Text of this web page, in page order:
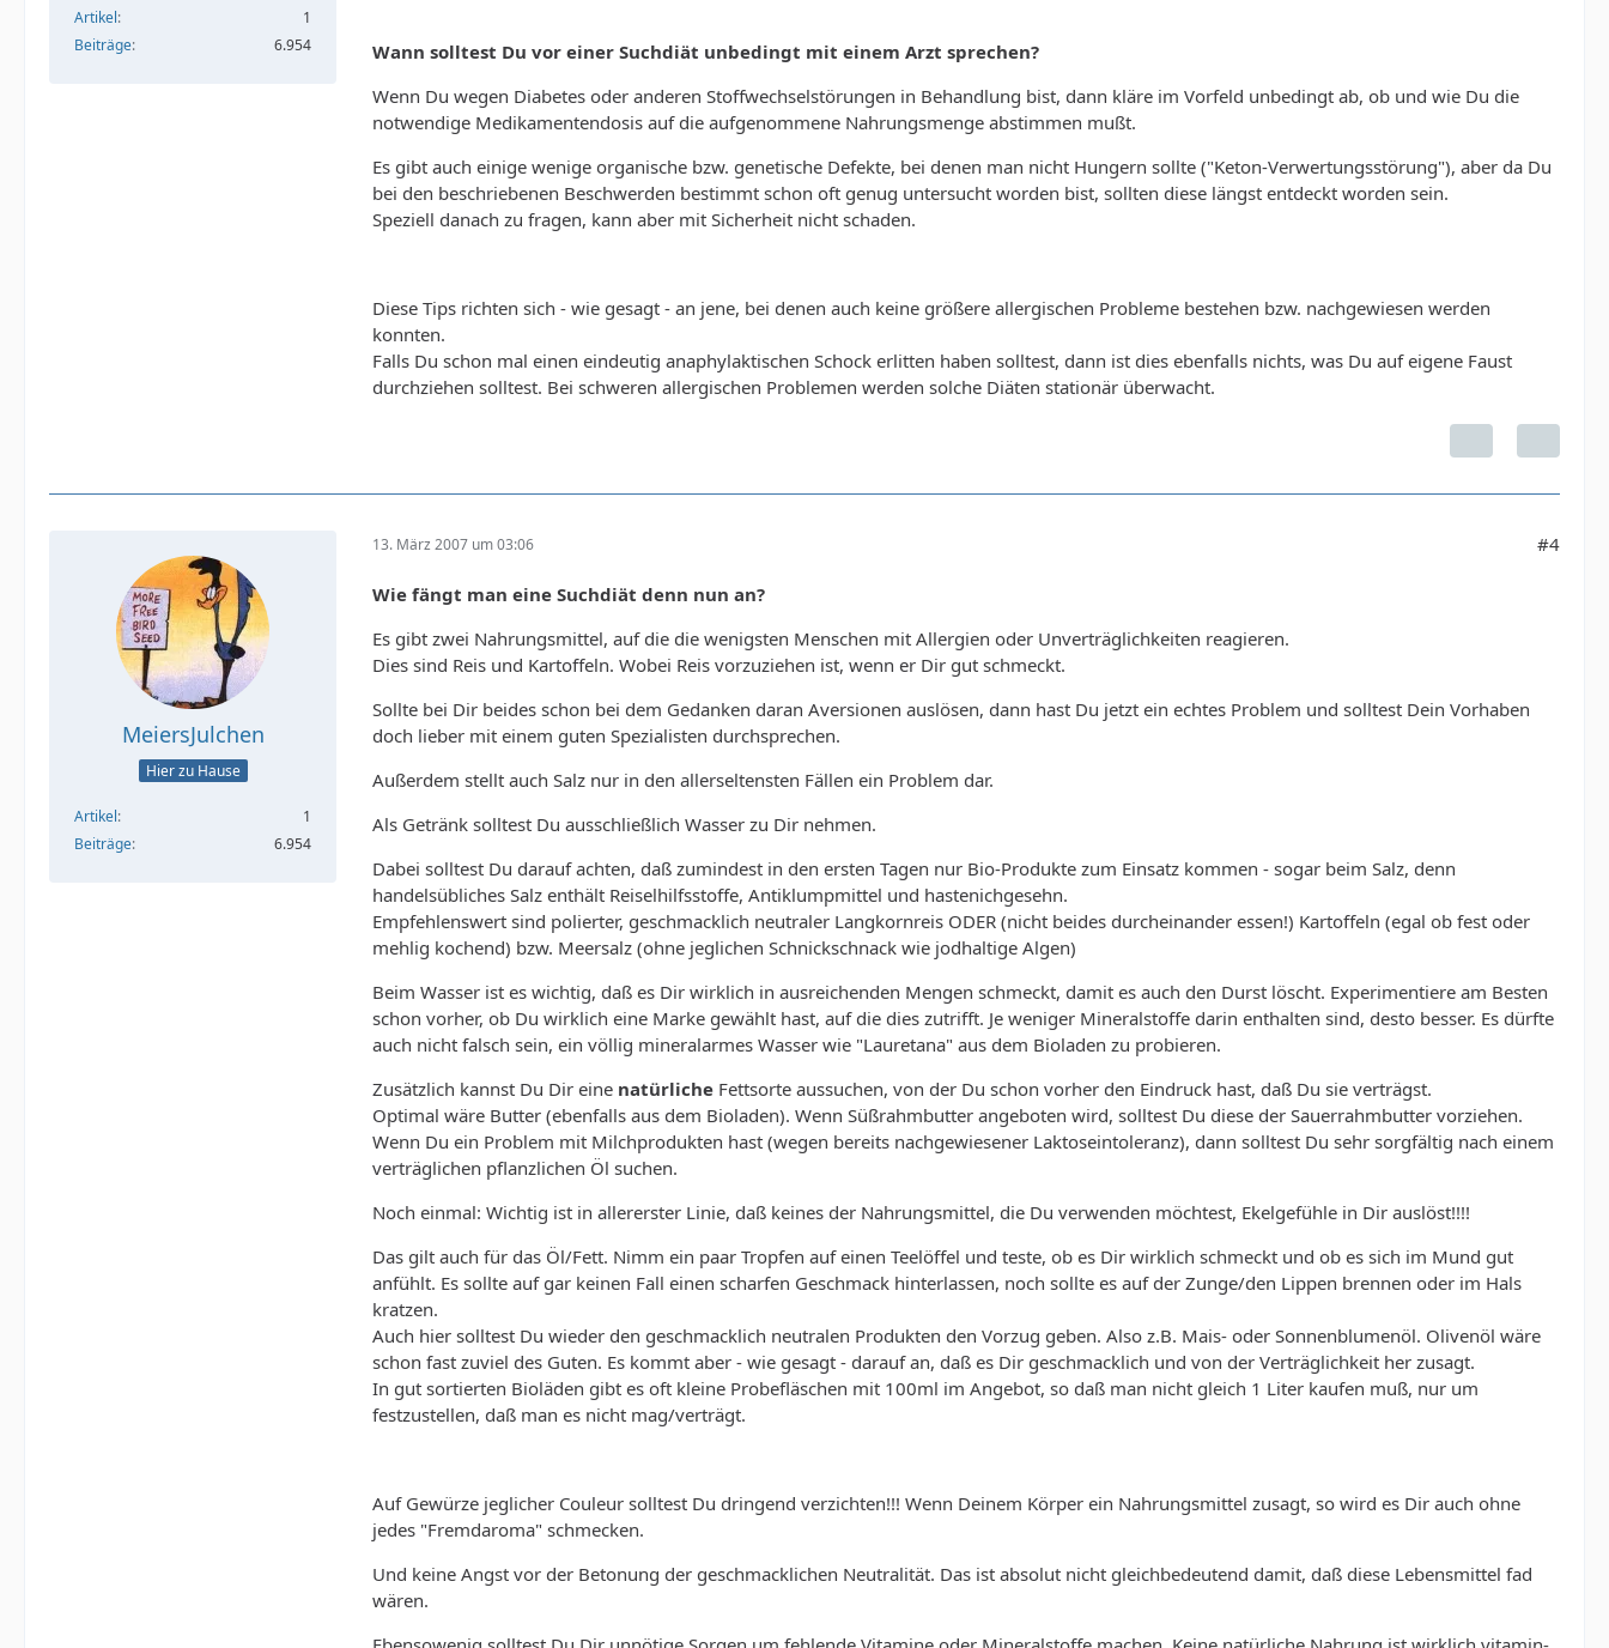
Artikel
1
Beiträge
6.954
Wann solltest Du vor einer Suchdiät unbedingt mit einem Arzt sprechen?
Wenn Du wegen Diabetes oder anderen Stoffwechselstörungen in Behandlung bist, dann kläre im Vorfeld unbedingt ab, ob und wie Du die
notwendige Medikamentendosis auf die aufgenommene Nahrungsmenge abstimmen mußt.
Es gibt auch einige wenige organische bzw. genetische Defekte, bei denen man nicht Hungern sollte ("Keton-Verwertungsstörung"), aber da Du
bei den beschriebenen Beschwerden bestimmt schon oft genug untersucht worden bist, sollten diese längst entdeckt worden sein.
Speziell danach zu fragen, kann aber mit Sicherheit nicht schaden.
Diese Tips richten sich - wie gesagt - an jene, bei denen auch keine größere allergischen Probleme bestehen bzw. nachgewiesen werden
konnten.
Falls Du schon mal einen eindeutig anaphylaktischen Schock erlitten haben solltest, dann ist dies ebenfalls nichts, was Du auf eigene Faust
durchziehen solltest. Bei schweren allergischen Problemen werden solche Diäten stationär überwacht.
MeiersJulchen
Hier zu Hause
Artikel
1
Beiträge
6.954
13. März 2007 um 03:06 #4
Wie fängt man eine Suchdiät denn nun an?
Es gibt zwei Nahrungsmittel, auf die die wenigsten Menschen mit Allergien oder Unverträglichkeiten reagieren.
Dies sind Reis und Kartoffeln. Wobei Reis vorzuziehen ist, wenn er Dir gut schmeckt.
Sollte bei Dir beides schon bei dem Gedanken daran Aversionen auslösen, dann hast Du jetzt ein echtes Problem und solltest Dein Vorhaben
doch lieber mit einem guten Spezialisten durchsprechen.
Außerdem stellt auch Salz nur in den allerseltensten Fällen ein Problem dar.
Als Getränk solltest Du ausschließlich Wasser zu Dir nehmen.
Dabei solltest Du darauf achten, daß zumindest in den ersten Tagen nur Bio-Produkte zum Einsatz kommen - sogar beim Salz, denn
handelsübliches Salz enthält Reiselhilfsstoffe, Antiklumpmittel und hastenichgesehn.
Empfehlenswert sind polierter, geschmacklich neutraler Langkornreis ODER (nicht beides durcheinander essen!) Kartoffeln (egal ob fest oder
mehlig kochend) bzw. Meersalz (ohne jeglichen Schnickschnack wie jodhaltige Algen)
Beim Wasser ist es wichtig, daß es Dir wirklich in ausreichenden Mengen schmeckt, damit es auch den Durst löscht. Experimentiere am Besten
schon vorher, ob Du wirklich eine Marke gewählt hast, auf die dies zutrifft. Je weniger Mineralstoffe darin enthalten sind, desto besser. Es dürfte
auch nicht falsch sein, ein völlig mineralarmes Wasser wie "Lauretana" aus dem Bioladen zu probieren.
Zusätzlich kannst Du Dir eine natürliche Fettsorte aussuchen, von der Du schon vorher den Eindruck hast, daß Du sie verträgst.
Optimal wäre Butter (ebenfalls aus dem Bioladen). Wenn Süßrahmbutter angeboten wird, solltest Du diese der Sauerrahmbutter vorziehen.
Wenn Du ein Problem mit Milchprodukten hast (wegen bereits nachgewiesener Laktoseintoleranz), dann solltest Du sehr sorgfältig nach einem
verträglichen pflanzlichen Öl suchen.
Noch einmal: Wichtig ist in allererster Linie, daß keines der Nahrungsmittel, die Du verwenden möchtest, Ekelgefühle in Dir auslöst!!!!
Das gilt auch für das Öl/Fett. Nimm ein paar Tropfen auf einen Teelöffel und teste, ob es Dir wirklich schmeckt und ob es sich im Mund gut
anfühlt. Es sollte auf gar keinen Fall einen scharfen Geschmack hinterlassen, noch sollte es auf der Zunge/den Lippen brennen oder im Hals
kratzen.
Auch hier solltest Du wieder den geschmacklich neutralen Produkten den Vorzug geben. Also z.B. Mais- oder Sonnenblumenöl. Olivenöl wäre
schon fast zuviel des Guten. Es kommt aber - wie gesagt - darauf an, daß es Dir geschmacklich und von der Verträglichkeit her zusagt.
In gut sortierten Bioläden gibt es oft kleine Probefläschen mit 100ml im Angebot, so daß man nicht gleich 1 Liter kaufen muß, nur um
festzustellen, daß man es nicht mag/verträgt.
Auf Gewürze jeglicher Couleur solltest Du dringend verzichten!!! Wenn Deinem Körper ein Nahrungsmittel zusagt, so wird es Dir auch ohne
jedes "Fremdaroma" schmecken.
Und keine Angst vor der Betonung der geschmacklichen Neutralität. Das ist absolut nicht gleichbedeutend damit, daß diese Lebensmittel fad
wären.